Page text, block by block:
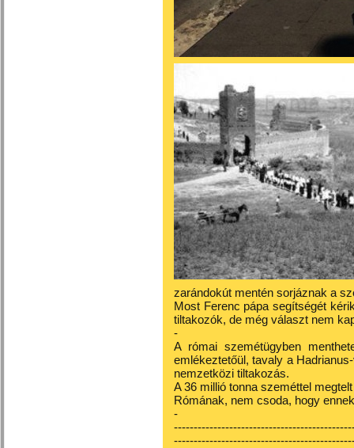
zarándokút mentén sorjáznak a
Most Ferenc pápa segítségét
tiltakozók, de még választ nem
-
A római szemétügyben
emlékeztetőül, tavaly a
nemzetközi tiltakozás.
A 36 millió tonna szeméttel
Rómának, nem csoda, hogy
-